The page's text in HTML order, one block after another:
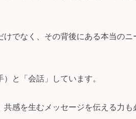
でなく、その背後にある本当のニ
と「会話」しています。
感を生むメッセージを伝える力も